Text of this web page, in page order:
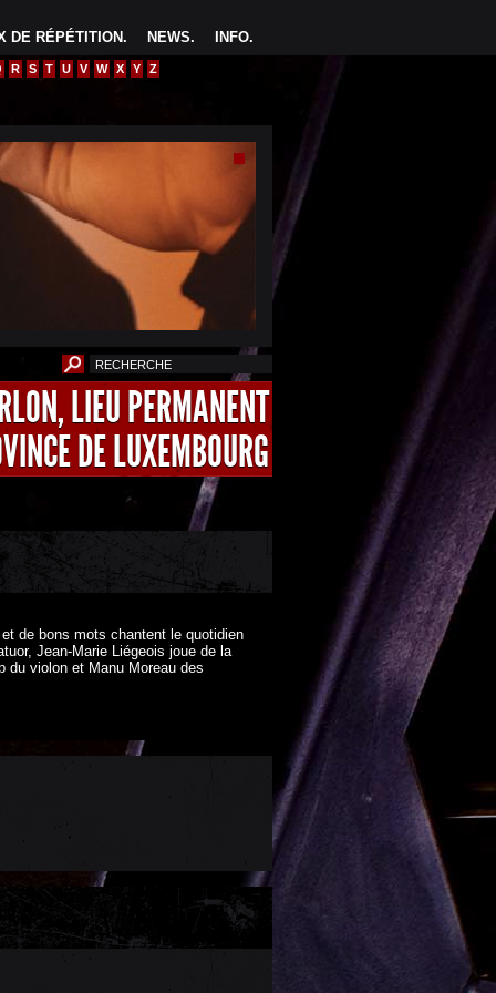
INFO.
NEWS.
DE RÉPÉTITION.
R S T U V W X Y Z
LIEU PERMANENT
DE LUXEMBOURG
de bons mots chantent le quotidien
Jean-Marie Liégeois joue de la
du violon et Manu Moreau des